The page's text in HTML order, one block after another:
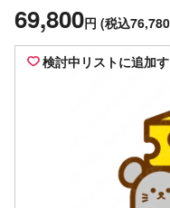
69,800円 (税込
検討中リストに追加